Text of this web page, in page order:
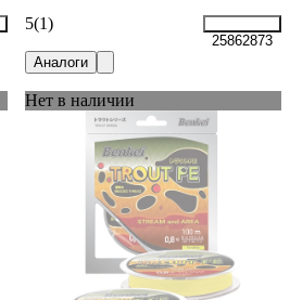
5(1)
25862873
Аналоги
Нет в наличии